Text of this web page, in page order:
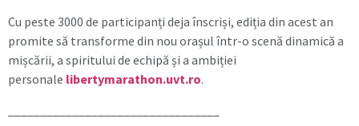
Cu peste 3000 de participanți deja înscriși, ediția din acest an
promite să transforme din nou orașul într-o scenă dinamică a
mișcării, a spiritului de echipă și a ambiției
personale libertymarathon.uvt.ro.